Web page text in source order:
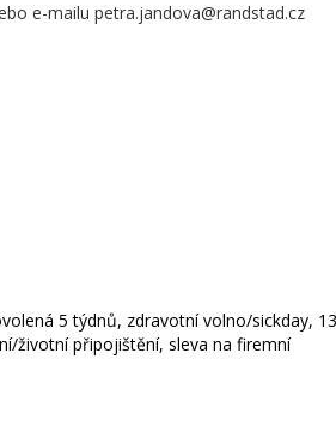
e-mailu petra.jandova@randstad.cz
5 týdnů, zdravotní volno/sickday,
životní připojištění, sleva na firemní